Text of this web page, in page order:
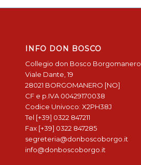
INFO DON BOSCO
Collegio don Bosco Borgomanero
Viale Dante, 19
28021 BORGOMANERO [NO]
CF e p.IVA 00429170038
Codice Univoco: X2PH38J
Tel [+39] 0322 847211
Fax [+39] 0322 847285
segreteria@donboscoborgo.it
info@donboscoborgo.it